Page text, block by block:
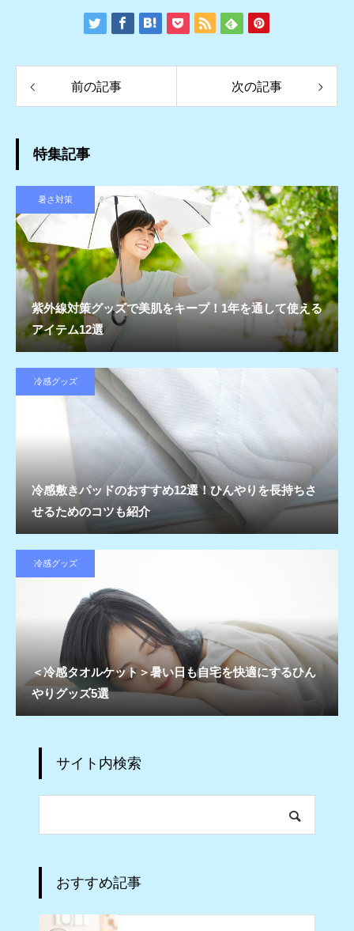
前の記事 次の記事
特集記事
暑さ対策
紫外線対策グッズで美肌をキープ！1年を通して使える
アイテム12選
冷感グッズ
冷感敷きパッドのおすすめ12選！ひんやりを長持ちさ
せるためのコツも紹介
冷感グッズ
＜冷感タオルケット＞暑い日も自宅を快適にするひん
やりグッズ5選
サイト内検索
おすすめ記事